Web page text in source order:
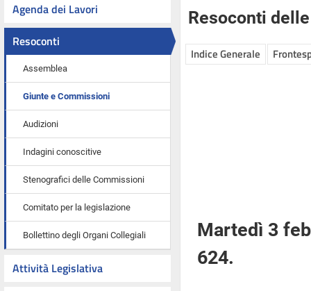
Agenda dei Lavori
Resoconti
Assemblea
Giunte e Commissioni
Audizioni
Indagini conoscitive
Stenografici delle Commissioni
Comitato per la legislazione
Bollettino degli Organi Collegiali
Attività Legislativa
Resoconti
Indice Generale
Martedì 3
624.